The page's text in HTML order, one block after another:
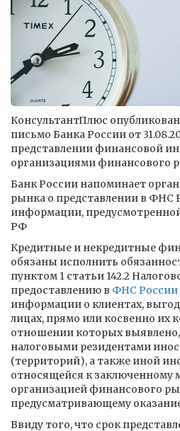
КонсультантПлюс
письмо Банка России от
представлении финансовой
организациями финансового
Банк России напоминает
рынка о представлении в ФНС
информации,
РФ
Кредитные и некредитные
обязаны исполнить
пунктом 1 статьи 142.2
предоставлению в ФНС России
информации о клиентах,
лицах, прямо или косвенно их
отношении которых
налоговыми резидентами
(территорий), а также иной
относящейся к заключенному
организацией финансового
предусматривающему
Ввиду того, что срок